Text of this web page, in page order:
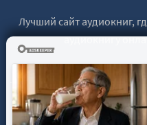
33
34
36
37
Лучший сайт аудиокниг,
аудиокнигу
© 2021 - 2026